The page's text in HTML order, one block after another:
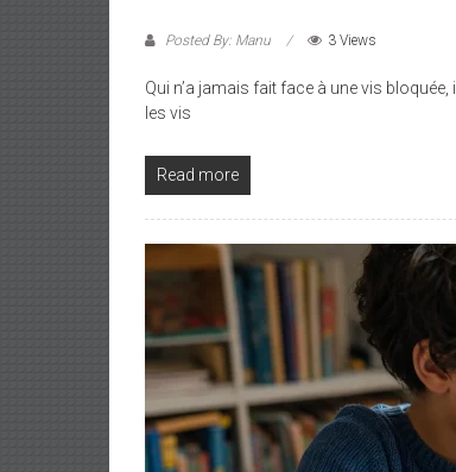
Posted By: Manu 3 Views
Qui n’a jamais fait face à une vis
les vis
Read more